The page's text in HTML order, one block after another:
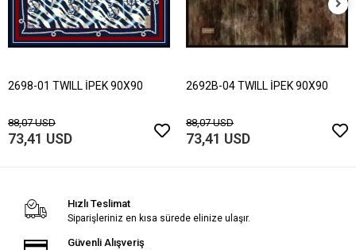
2698-01 TWILL İPEK 90X90
88,07 USD
73,41 USD
2692B-04 TWILL İPEK 90X90
88,07 USD
73,41 USD
Hızlı Teslimat
Siparişleriniz en kısa sürede elinize ulaşır.
Güvenli Alışveriş